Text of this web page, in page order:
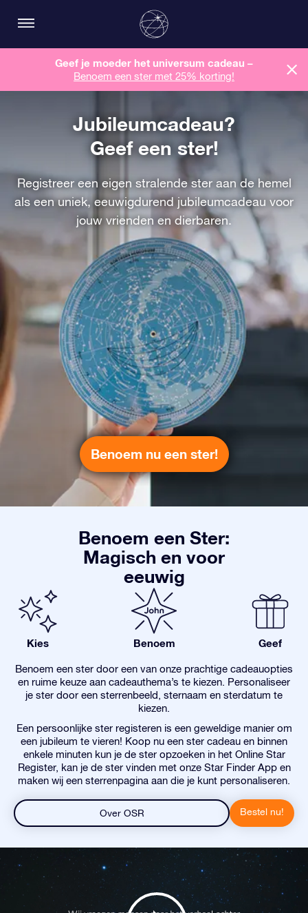
Geef je moeder het universum cadeau –
Benoem een ​​ster met 25% korting!
Jubileumcadeau?
Geef een ster!
Registreer een eigen stralende ster aan de hemel
als een uniek, eeuwigdurend jubileumcadeau voor
jouw vrienden en dierbaren.
Benoem nu een ster!
Benoem een Ster:
Magisch en voor
eeuwig
Kies Benoem Geef
Benoem een ster door een van onze prachtige cadeauopties
en ruime keuze aan cadeauthema’s te kiezen. Personaliseer
je ster door een sterrenbeeld, sternaam en sterdatum te
kiezen.
Een persoonlijke ster registeren is een geweldige manier om
een jubileum te vieren! Koop nu een ster cadeau en binnen
enkele minuten kun je de ster opzoeken in het Online Star
Register, kan je de ster vinden met onze Star Finder App en
maken wij een sterrenpagina aan die je kunt personaliseren.
Over OSR Bestel nu!